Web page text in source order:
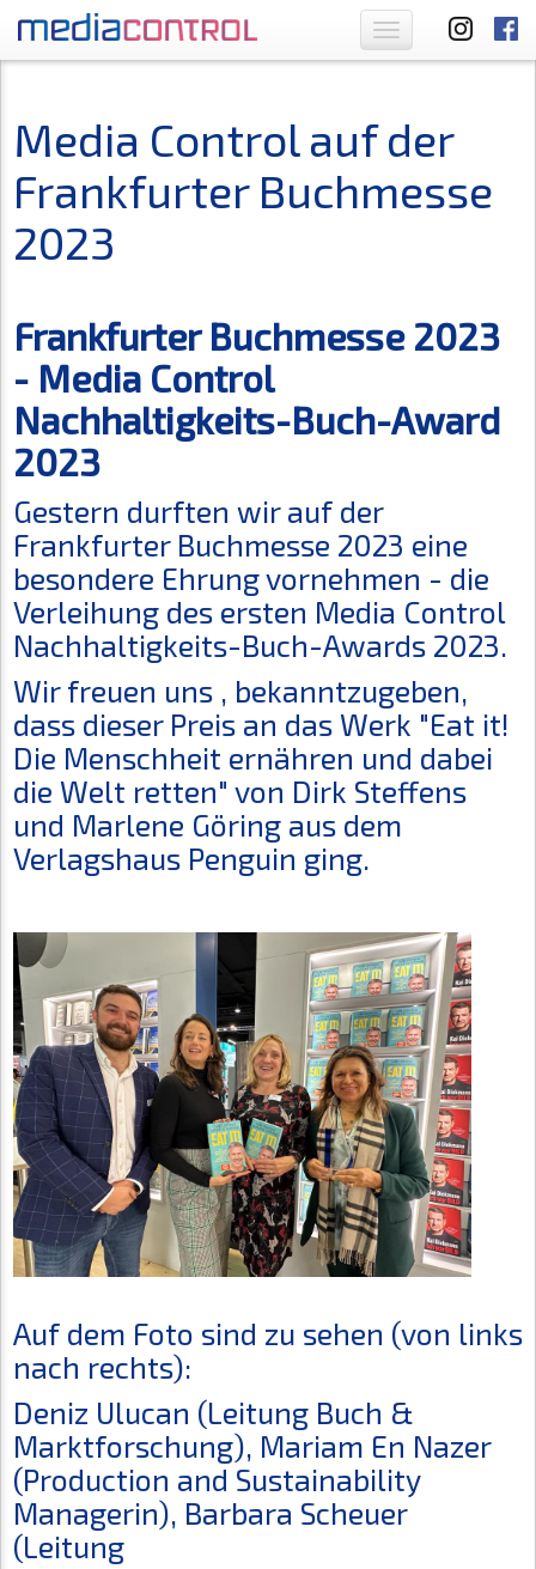
Toggle
navigation
Media Control auf der
Frankfurter Buchmesse
2023
Frankfurter Buchmesse 2023
- Media Control
Nachhaltigkeits-Buch-Award
2023
Gestern durften wir auf der
Frankfurter Buchmesse 2023 eine
besondere Ehrung vornehmen - die
Verleihung des ersten Media Control
Nachhaltigkeits-Buch-Awards 2023.
Wir freuen uns , bekanntzugeben,
dass dieser Preis an das Werk "Eat it!
Die Menschheit ernähren und dabei
die Welt retten" von Dirk Steffens
und Marlene Göring aus dem
Verlagshaus Penguin ging.
Auf dem Foto sind zu sehen (von links
nach rechts):
Deniz Ulucan (Leitung Buch &
Marktforschung), Mariam En Nazer
(Production and Sustainability
Managerin), Barbara Scheuer
(Leitung